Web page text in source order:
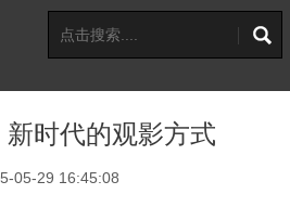
新时代的观影方式
05-29 16:45:08